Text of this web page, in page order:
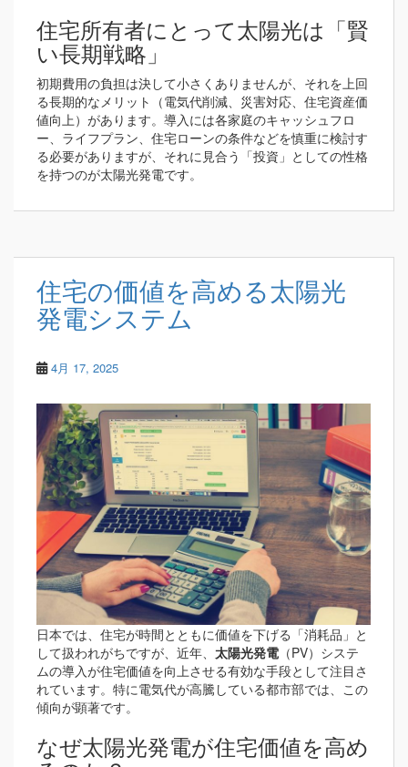
住宅所有者にとって太陽光は「賢
い長期戦略」
初期費用の負担は決して小さくありませんが、それを上回
る長期的なメリット（電気代削減、災害対応、住宅資産価
値向上）があります。導入には各家庭のキャッシュフロ
ー、ライフプラン、住宅ローンの条件などを慎重に検討す
る必要がありますが、それに見合う「投資」としての性格
を持つのが太陽光発電です。
住宅の価値を高める太陽光
発電システム
4月 17, 2025
日本では、住宅が時間とともに価値を下げる「消耗品」と
して扱われがちですが、近年、 太陽光発電 （PV）システ
ムの導入が住宅価値を向上させる有効な手段として注目さ
れています。特に電気代が高騰している都市部では、この
傾向が顕著です。
なぜ太陽光発電が住宅価値を高め